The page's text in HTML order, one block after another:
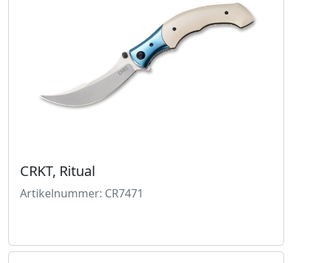
CRKT, Ritual
Artikelnummer: CR7471